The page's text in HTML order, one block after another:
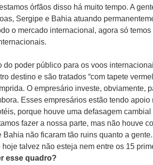
órfãos disso há muito tempo. A
Sergipe e Bahia atuando
o mercado internacional, agora só
do poder público para os voos
destino e são tratados “com tapete
O empresário investe, obviamente,
Esses empresários estão tendo
porque houve uma defasagem
fazer a nossa parte, mas não houve
não ficaram tão ruins quanto a
talvez não esteja nem entre os 15
esse quadro?